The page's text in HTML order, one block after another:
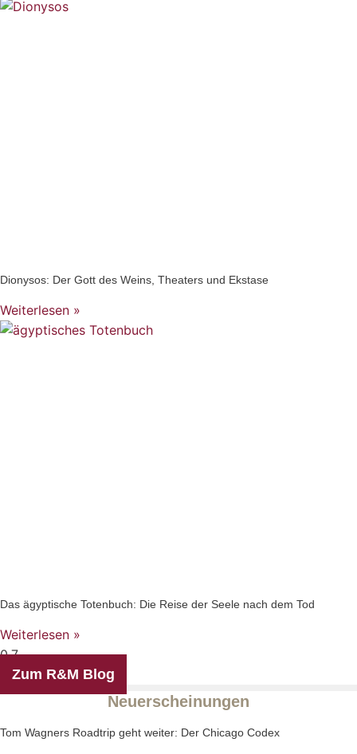
Dionysos: Der Gott des Weins, Theaters und Ekstase
Weiterlesen »
Das ägyptische Totenbuch: Die Reise der Seele nach dem Tod
Weiterlesen »
Zum R&M Blog
Neuerscheinungen
Tom Wagners Roadtrip geht weiter: Der Chicago Codex